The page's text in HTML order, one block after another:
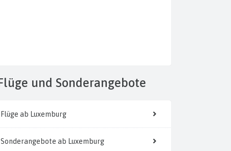
Flüge und Sonderangebote
Flüge ab Luxemburg
Sonderangebote ab Luxemburg